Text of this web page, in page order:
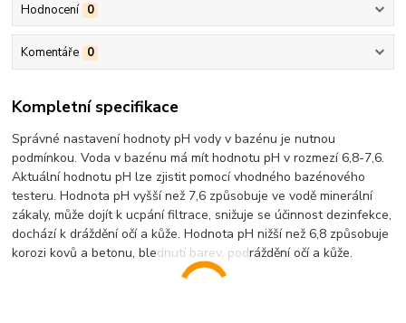
Hodnocení 0
Komentáře 0
Kompletní specifikace
Správné nastavení hodnoty pH vody v bazénu je nutnou
podmínkou. Voda v bazénu má mít hodnotu pH v rozmezí 6,8-7,6.
Aktuální hodnotu pH lze zjistit pomocí vhodného bazénového
testeru. Hodnota pH vyšší než 7,6 způsobuje ve vodě minerální
zákaly, může dojít k ucpání filtrace, snižuje se účinnost dezinfekce,
dochází k dráždění očí a kůže. Hodnota pH nižší než 6,8 způsobuje
korozi kovů a betonu, blednutí barev, podráždění očí a kůže.